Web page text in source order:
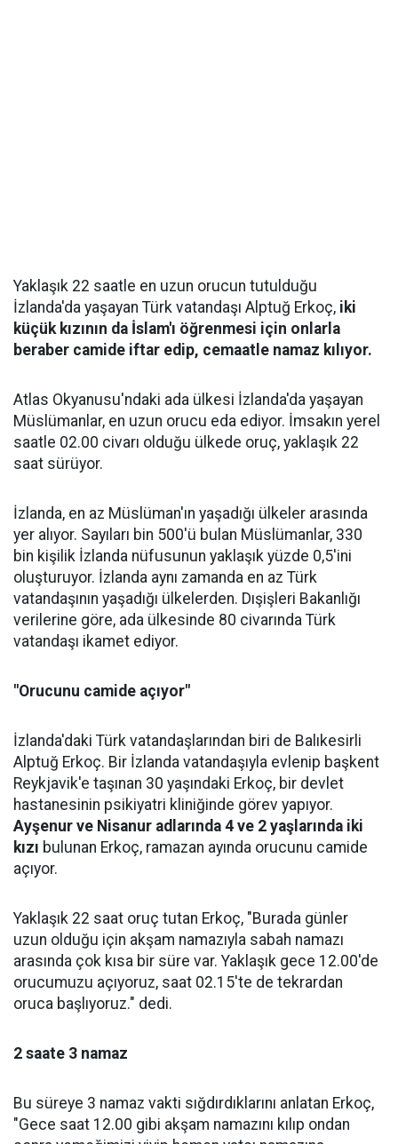
Yaklaşık 22 saatle en uzun orucun tutulduğu
İzlanda'da yaşayan Türk vatandaşı Alptuğ Erkoç, iki
küçük kızının da İslam'ı öğrenmesi için onlarla
beraber camide iftar edip, cemaatle namaz kılıyor.
Atlas Okyanusu'ndaki ada ülkesi İzlanda'da yaşayan
Müslümanlar, en uzun orucu eda ediyor. İmsakın yerel
saatle 02.00 civarı olduğu ülkede oruç, yaklaşık 22
saat sürüyor.
İzlanda, en az Müslüman'ın yaşadığı ülkeler arasında
yer alıyor. Sayıları bin 500'ü bulan Müslümanlar, 330
bin kişilik İzlanda nüfusunun yaklaşık yüzde 0,5'ini
oluşturuyor. İzlanda aynı zamanda en az Türk
vatandaşının yaşadığı ülkelerden. Dışişleri Bakanlığı
verilerine göre, ada ülkesinde 80 civarında Türk
vatandaşı ikamet ediyor.
"Orucunu camide açıyor"
İzlanda'daki Türk vatandaşlarından biri de Balıkesirli
Alptuğ Erkoç. Bir İzlanda vatandaşıyla evlenip başkent
Reykjavik'e taşınan 30 yaşındaki Erkoç, bir devlet
hastanesinin psikiyatri kliniğinde görev yapıyor.
Ayşenur ve Nisanur adlarında 4 ve 2 yaşlarında iki
kızı bulunan Erkoç, ramazan ayında orucunu camide
açıyor.
Yaklaşık 22 saat oruç tutan Erkoç, "Burada günler
uzun olduğu için akşam namazıyla sabah namazı
arasında çok kısa bir süre var. Yaklaşık gece 12.00'de
orucumuzu açıyoruz, saat 02.15'te de tekrardan
oruca başlıyoruz." dedi.
2 saate 3 namaz
Bu süreye 3 namaz vakti sığdırdıklarını anlatan Erkoç,
"Gece saat 12.00 gibi akşam namazını kılıp ondan